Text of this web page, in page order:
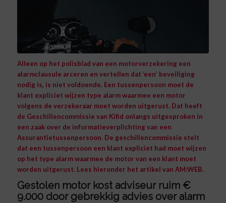
Alleen op het polisblad van een motorverzekering een
alarmclausule arceren en vertellen dat ‘een’ beveiliging
nodig is, is niet voldoende. Een tussenpersoon moet de
klant expliciet wijzen type alarm waarmee een motor
volgens de verzekeraar moet worden uitgerust. Dat heeft
de Geschillencommissie van Kifid onlangs uitgesproken in
een zaak over de informatieverplichting van een
Assurantietussenpersoon. De geschillencommissie stelt
dat een tussenpersoon een klant expliciet had moet wijzen
op het type alarm waarmee de motor van een klant moet
worden uitgerust. Lees hieronder het artikel van AM:WEB.
Gestolen motor kost adviseur ruim €
9.000 door gebrekkig advies over alarm